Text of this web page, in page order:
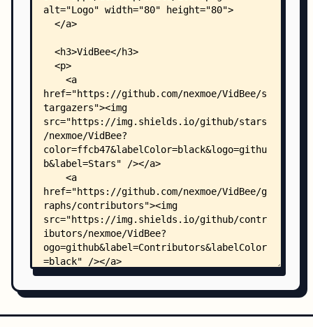
    │   │       ├── index.ts
    │   │       ├── server.ts
    │   │           ├── database-migrate.ts
    │   │           ├── downloader.ts
    │   │           ├── projection.ts
    │   │           ├── rpc-router.ts
    │   │           ├── sse.ts
    │   │           ├── subscriptions-host.ts
    │   │           ├── subscriptions-router.ts
    │   │           ├── task-queue-host.ts
    │   │           ├── web-settings-store.ts
    │   │           └── yt-dlp-info.ts
    │   ├── cli/
    │   │   ├── README.md
    │   │   ├── CHANGELOG.md
    │   │   ├── LICENSE
    │   │   ├── package.json
    │   │   ├── tsconfig.json
    │   │   ├── vitest.config.ts
    │   │   ├── __integration__/
    │   │   ├── scripts/